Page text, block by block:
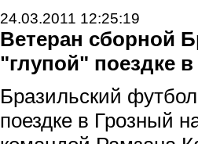
24.03.2011 12:25:19
Ветеран сборной
"глупой" поездке
Бразильский
поездке в Грозный